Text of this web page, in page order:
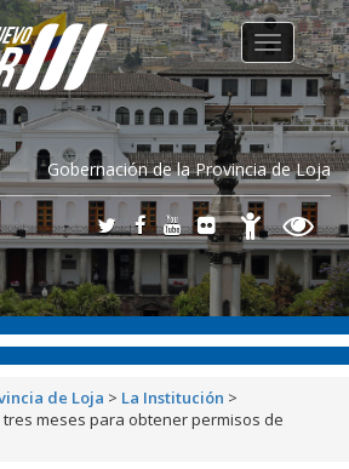
Gobernación de la Provincia de Loja
Toggle
navigation
de Loja > La Institución >
meses para obtener permisos de